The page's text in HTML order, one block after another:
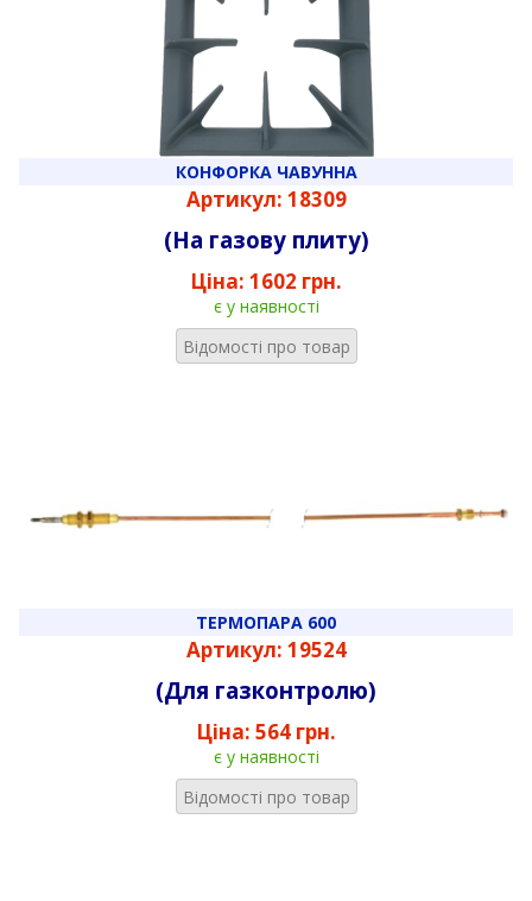
КОНФОРКА ЧАВУННА
Артикул: 18309
(На газову плиту)
Ціна: 1602 грн.
є у наявності
Відомості про товар
ТЕРМОПАРА 600
Артикул: 19524
(Для газконтролю)
Ціна: 564 грн.
є у наявності
Відомості про товар